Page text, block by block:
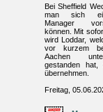
Bei Sheffield
man sich
Manager
können. Mit
wird Loddar,
vor kurzem
Aachen
gestanden hat,
übernehmen.
Freitag,